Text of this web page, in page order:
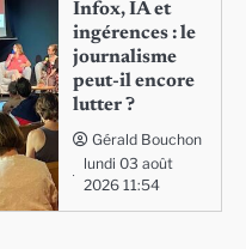
Infox, IA et
ingérences : le
journalisme
peut-il encore
lutter ?
Gérald Bouchon
lundi 03 août
2026 11:54